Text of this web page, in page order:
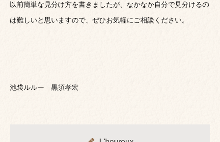
以前簡単な見分け方を書きましたが、なかなか自分で見分けるの
は難しいと思いますので、ぜひお気軽にご相談ください。
池袋ルルー 黒須孝宏